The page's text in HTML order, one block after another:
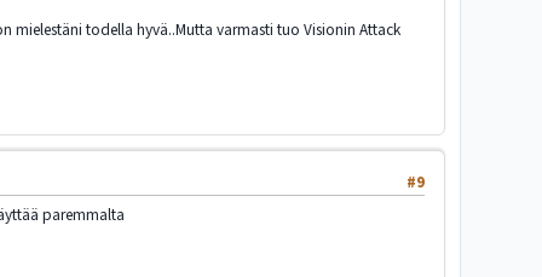
mielestäni todella hyvä..Mutta varmasti tuo Visionin Attack
#9
paremmalta